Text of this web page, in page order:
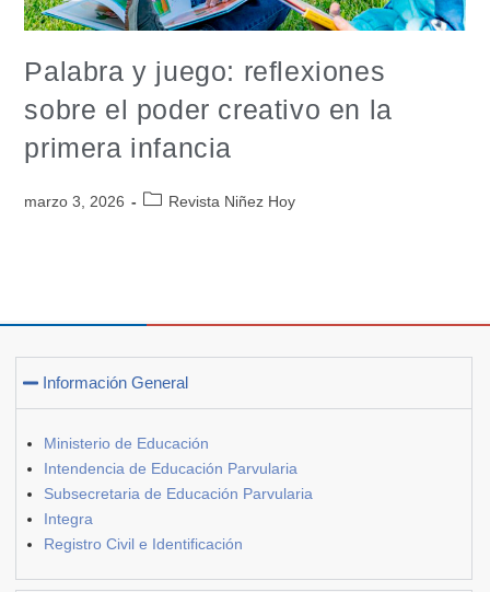
Palabra y juego: reflexiones
sobre el poder creativo en la
primera infancia
marzo 3, 2026 Revista Niñez Hoy
Información General
Ministerio de Educación
Intendencia de Educación Parvularia
Subsecretaria de Educación Parvularia
Integra
Registro Civil e Identificación